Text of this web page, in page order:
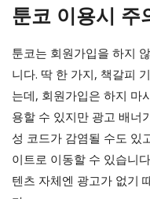
툰코 이용시 주
툰코는 회원가입을 하지
니다. 딱 한 가지, 책갈피
는데, 회원가입은 하지 마
용할 수 있지만 광고 배너
성 코드가 감염될 수도 있
이트로 이동할 수 있습니
텐츠 자체엔 광고가 없기